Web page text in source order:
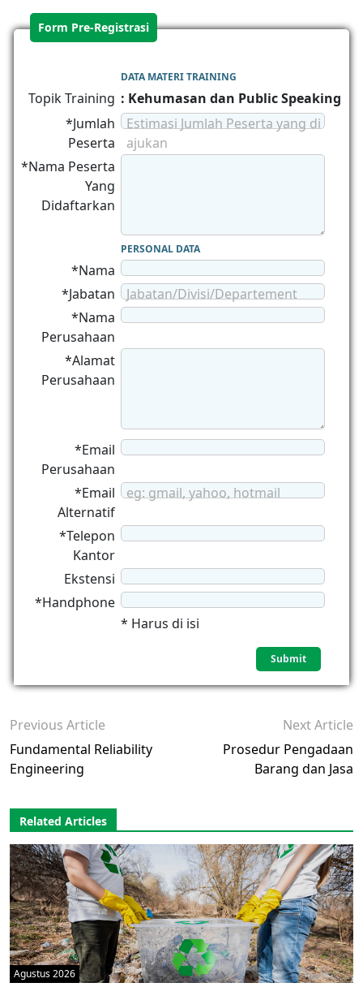
Form Pre-Registrasi
DATA MATERI TRAINING
Topik Training : Kehumasan dan Public Speaking
*Jumlah
Peserta
Estimasi Jumlah Peserta yang di
ajukan
*Nama Peserta
Yang
Didaftarkan
PERSONAL DATA
*Nama
*Jabatan
Jabatan/Divisi/Departement
*Nama
Perusahaan
*Alamat
Perusahaan
*Email
Perusahaan
*Email
Alternatif
eg: gmail, yahoo, hotmail
*Telepon
Kantor
Ekstensi
*Handphone
* Harus di isi
Previous Article
Fundamental Reliability
Engineering
Next Article
Prosedur Pengadaan
Barang dan Jasa
Related Articles
Agustus 2026